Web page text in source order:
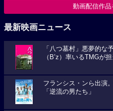
動画配信作品
最新映画ニュース
「八つ墓村」悪夢的な
（B’z）率いるTMGが担
フランシス・ンら出演
「逆流の男たち」